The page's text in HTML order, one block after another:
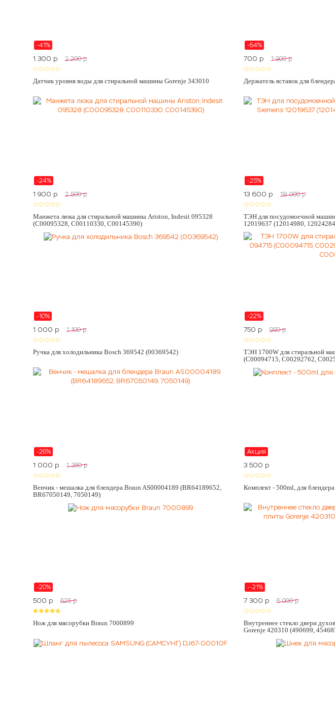
-41%
1 300 p 2 200 p
Датчик уровня воды для стиральной машины Gorenje 343010
-64%
700 p 1 900 p
Держатель вставок для
-24%
1 900 p 2 500 p
Манжета люка для стиральной машины Ariston, Indesit 095328
(C00095328, C00110330, C00145390)
-25%
13 600 p 18 000 p
ТЭН для посудомоечной
12019637 (12014980,
-10%
1 000 p 1 100 p
Ручка для холодильника Bosch 369542 (00369542)
-22%
750 p 950 p
ТЭН 1700W для стиральной
(C00094715, C00292762,
-26%
1 000 p 1 350 p
Венчик - мешалка для блендера Braun AS00004189 (BR64189652,
BR67050149, 7050149)
Акция
3 500 p
Комплект - 500ml, для
-20%
500 p 625 p
Нож для мясорубки Braun 7000899
--21%
7 300 p 6 000 p
Внутреннее стекло двери
Gorenje 420310 (490699,